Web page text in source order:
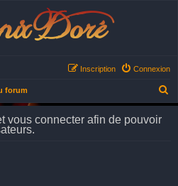
Doré
Connexion
Inscription
forum
e
vous connecter afin de pouvoir